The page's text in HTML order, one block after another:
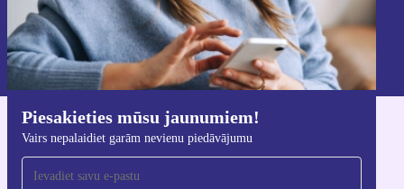
Piesakieties mūsu jaunumiem!
Vairs nepalaidiet garām nevienu piedāvājumu
Reģistrēties
Informāciju par personas datu izmantošanu varat atrast mūsu
Privātuma politikā.
Lejupielādējiet refurbed lietotni
iOS un Android ierīcēm